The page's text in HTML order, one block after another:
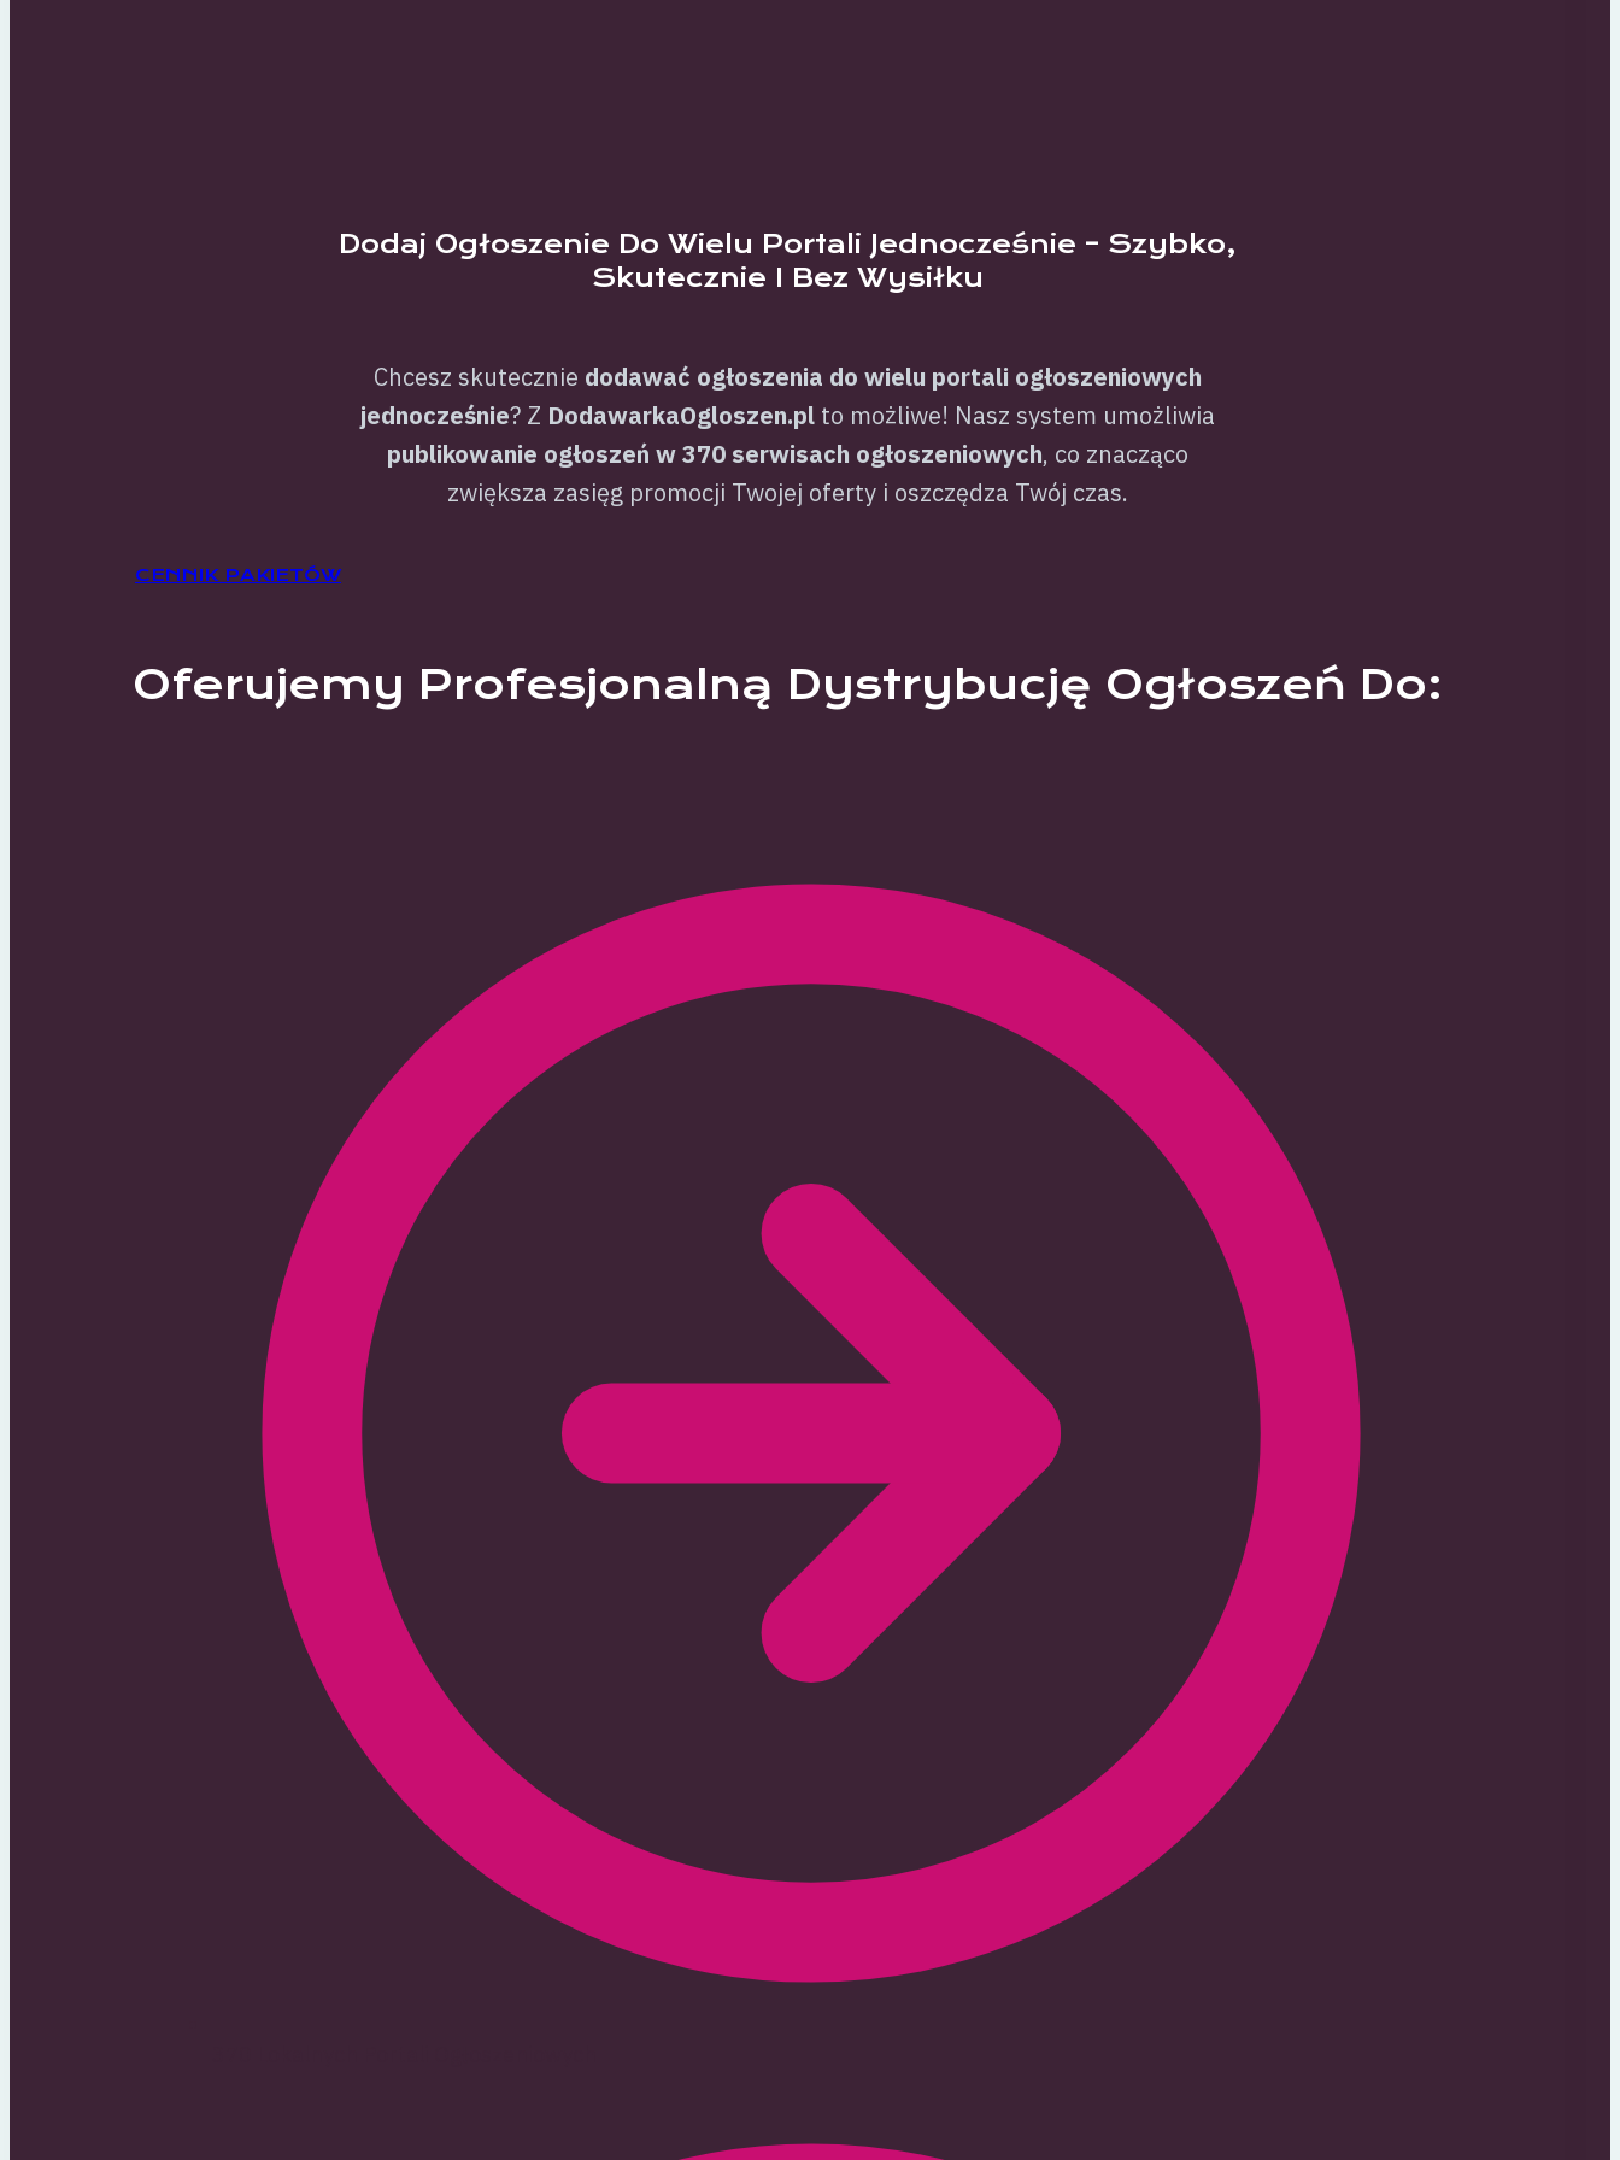
Dodaj Ogłoszenie Do Wielu Portali Jednocześnie – Szybko,
Skutecznie I Bez Wysiłku
Chcesz skutecznie dodawać ogłoszenia do wielu portali ogłoszeniowych
jednocześnie? Z DodawarkaOgloszen.plto możliwe! Nasz system umożliwia
publikowanie ogłoszeń w 370 serwisach ogłoszeniowych, co znacząco
zwiększa zasięg promocji Twojej oferty i oszczędza Twój czas.
CENNIK PAKIETÓW
Oferujemy Profesjonalną Dystrybucję Ogłoszeń Do: